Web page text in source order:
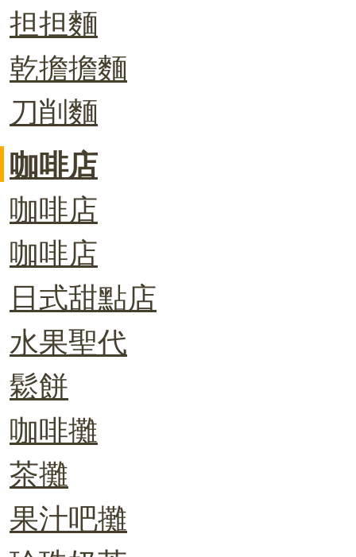
担担麵
乾擔擔麵
刀削麵
咖啡店
咖啡店
咖啡店
日式甜點店
水果聖代
鬆餅
咖啡攤
茶攤
果汁吧攤